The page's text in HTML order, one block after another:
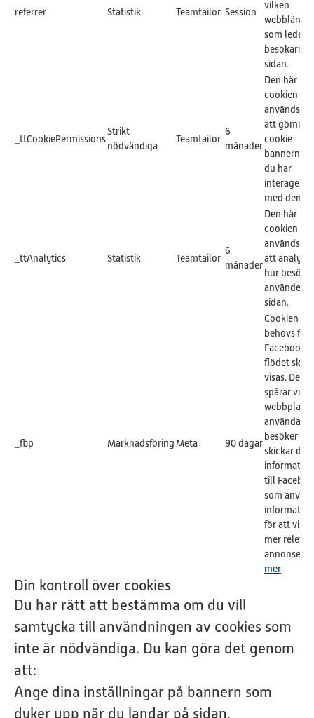
referrer Statistik Teamtailor Session
vilken
webblänk
som leder
besökarna
sidan.
_ttCookiePermissions
Strikt
nödvändiga
Teamtailor
6
månader
Den här
cookien
används för
att gömma
cookie-
bannern
du har
interagerat
med den.
_ttAnalytics Statistik Teamtailor
6
månader
Den här
cookien
används för
att
hur
använder
sidan.
_fbp Marknadsföring Meta 90 dagar
Cookien
behövs för
Facebook-
flödet ska
visas. Den
spårar vilka
användaren
besöker
skickar den
till
som
för att visa
mer
annonser.
mer
Din kontroll över cookies
Du har rätt att bestämma om du vill
samtycka till användningen av cookies som
inte är nödvändiga. Du kan göra det genom
att:
Ange dina inställningar på bannern som
dyker upp när du landar på sidan.